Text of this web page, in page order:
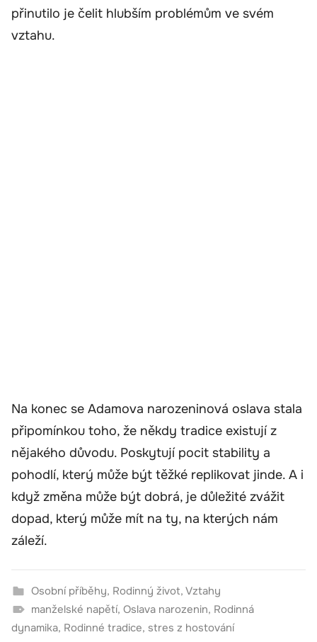
přinutilo je čelit hlubším problémům ve svém
vztahu.
Na konec se Adamova narozeninová oslava stala
připomínkou toho, že někdy tradice existují z
nějakého důvodu. Poskytují pocit stability a
pohodlí, který může být těžké replikovat jinde. A i
když změna může být dobrá, je důležité zvážit
dopad, který může mít na ty, na kterých nám
záleží.
Osobní příběhy, Rodinný život, Vztahy
manželské napětí, Oslava narozenin, Rodinná
dynamika, Rodinné tradice, stres z hostování